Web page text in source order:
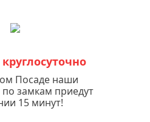
Посаде наши
замкам приедут
15 минут!